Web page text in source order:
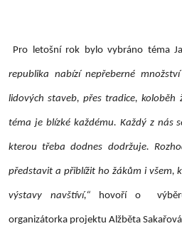
Pro letošní rok bylo vybráno téma
republika nabízí nepřeberné
lidových staveb, přes tradice, koloběh
téma je blízké každému. Každý z nás
kterou třeba dodnes dodržuje.
představit a přiblížit ho žákům i všem,
výstavy navštíví,“hovoří o
organizátorka projektu Alžběta Sakařová